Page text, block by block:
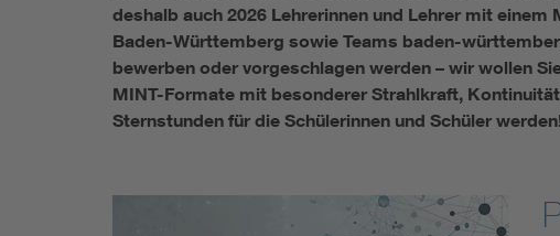
deshalb auch 2026 Lehrerinnen und Lehrer mit
Baden-Württemberg sowie Teams baden-
bewerben oder vorgeschlagen werden – wir wollen
MINT-Formate mit besonderer Strahlkraft,
Sternstunden für die Schülerinnen und Schüler